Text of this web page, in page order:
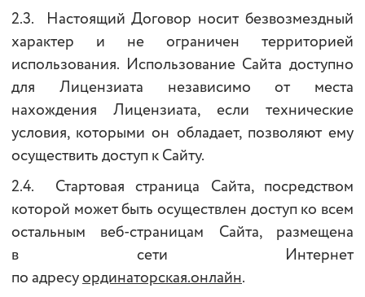
2.3. Настоящий Договор носит безвозмездный
характер и не ограничен территорией
использования. Использование Сайта доступно
для Лицензиата независимо от места
нахождения Лицензиата, если технические
условия, которыми он обладает, позволяют ему
осуществить доступ к Сайту.
2.4. Стартовая страница Сайта, посредством
которой может быть осуществлен доступ ко всем
остальным веб-страницам Сайта, размещена
в сети Интернет
по адресуординаторская.онлайн.